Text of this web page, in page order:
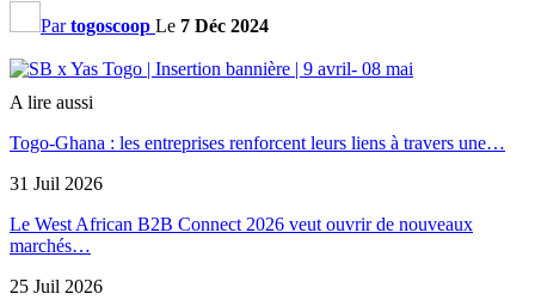
Partogoscoop Le 7 Déc 2024
A lire aussi
Togo-Ghana : les entreprises renforcent leurs liens à travers une…
31 Juil 2026
Le West African B2B Connect 2026 veut ouvrir de nouveaux
marchés…
25 Juil 2026